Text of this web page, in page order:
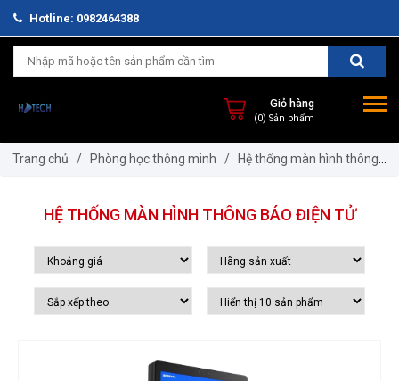
Hotline: 0982464388
Giỏ hàng
Trang chủ / Phòng học thông minh /
Hệ thống màn hình thông
HỆ THỐNG MÀN HÌNH THÔNG BÁO ĐIỆN TỬ